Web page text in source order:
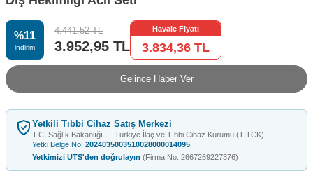
%11
i̇ndirim
4.441,52TL
3.952,95 TL
Havale Fiyatı
3.834,36 TL
Gelince Haber Ver
Yetkili Tıbbi Cihaz Satış Merkezi
T.C. Sağlık Bakanlığı — Türkiye İlaç ve Tıbbi Cihaz Kurumu (TİTCK)
Yetki Belge No: 2024035003510028000014095
Yetkimizi ÜTS'den doğrulayın (Firma No: 2667269227376)